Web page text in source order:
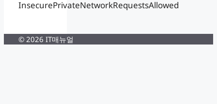
InsecurePrivateNetworkRequestsAllowed
© 2026 IT매뉴얼